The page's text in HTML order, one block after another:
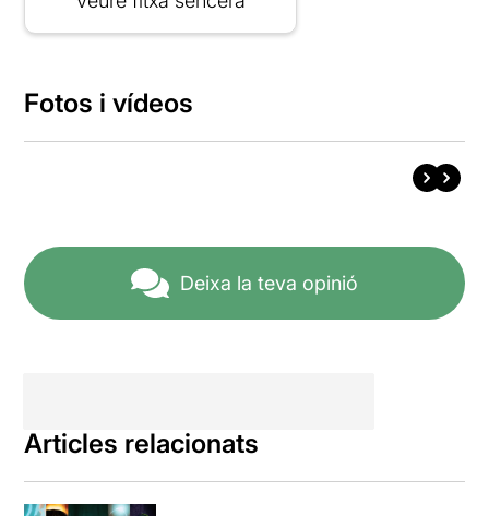
Fotos i vídeos
Deixa la teva opinió
Articles relacionats